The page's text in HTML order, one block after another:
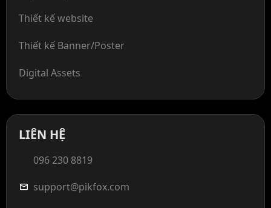
Thiết kế website
Thiết kế Banner/Poster
Digital Assets
LIÊN HỆ
096 230 8819
mail support@pikfox.com